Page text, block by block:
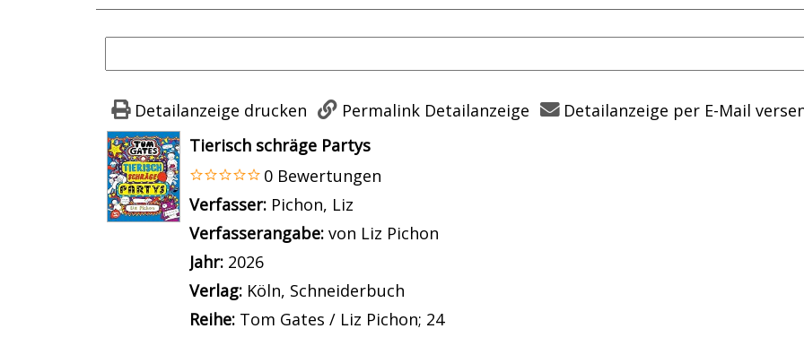
Detailanzeige drucken Permalink Detailanzeige
Detailanzeige per E-Mail
wird in neuem Tab geöffnet
Tierisch schräge Partys
0 Bewertungen
Verfasser: Suche nach diesem Verfasser
Pichon, Liz
Verfasserangabe: von Liz Pichon
Jahr: 2026
Verlag: Köln, Schneiderbuch
Reihe: Tom Gates / Liz Pichon; 24